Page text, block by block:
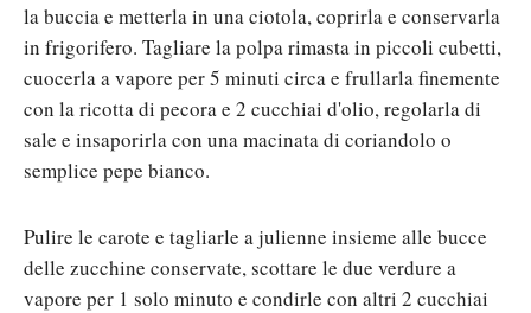
la buccia e metterla in una ciotola, coprirla e conservarla
in frigorifero. Tagliare la polpa rimasta in piccoli cubetti,
cuocerla a vapore per 5 minuti circa e frullarla finemente
con la ricotta di pecora e 2 cucchiai d'olio, regolarla di
sale e insaporirla con una macinata di coriandolo o
semplice pepe bianco.
Pulire le carote e tagliarle a julienne insieme alle bucce
delle zucchine conservate, scottare le due verdure a
vapore per 1 solo minuto e condirle con altri 2 cucchiai